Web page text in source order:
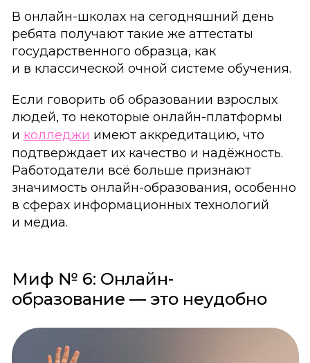
В онлайн-школах на сегодняшний день
ребята получают такие же аттестаты
государственного образца, как
и в классической очной системе обучения.
Если говорить об образовании взрослых
людей, то некоторые онлайн-платформы
и колледжи имеют аккредитацию, что
подтверждает их качество и надёжность.
Работодатели всё больше признают
значимость онлайн-образования, особенно
в сферах информационных технологий
и медиа.
Миф № 6: Онлайн-
образование — это неудобно